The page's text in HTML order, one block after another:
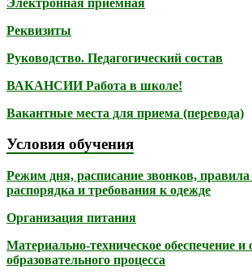
Реквизиты
Руководство. Педагогический состав
ВАКАНСИИ Работа в школе!
Вакантные места для приема (перевода)
Условия обучения
Режим дня, расписание звонков, правила
распорядка и требования к одежде
Организация питания
Материально-техническое обеспечение и
образовательного процесса